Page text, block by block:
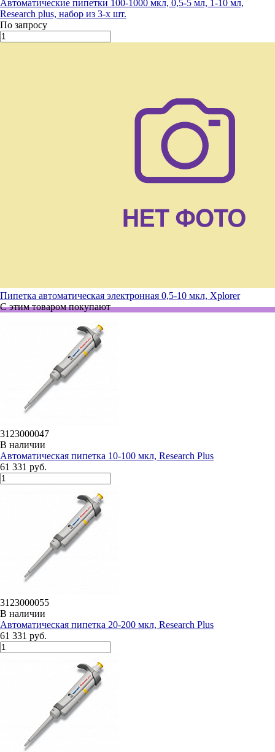
Автоматические пипетки 100-1000 мкл, 0,5-5 мл, 1-10 мл,
Research plus, набор из 3-х шт.
По запросу
Пипетка автоматическая электронная 0,5-10 мкл, Xplorer
С этим товаром покупают
3123000047
В наличии
Автоматическая пипетка 10-100 мкл, Research Plus
61 331 руб.
3123000055
В наличии
Автоматическая пипетка 20-200 мкл, Research Plus
61 331 руб.